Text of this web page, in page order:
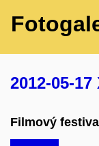
2012-05-
Filmový